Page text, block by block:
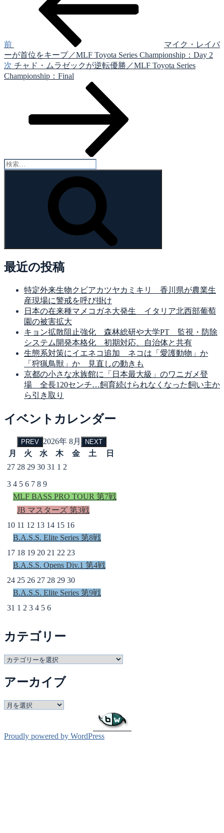
ゲ
ー
シ
前
マイク・レイバ
ーが首位をキープ／MLF Toyota Series Championship：Day 2
次
の
次 チャド・ムラゼックが逆転優勝／MLF Toyota Series
Championship：Final
検
最近の投稿
特定外来生物クビアカツヤカミキリ 香川県が農業生
産現場に警戒を呼び掛け
日本の在来種マメコガネ大発生 イタリア北西部葡萄
園の被害拡大
キョン拡散阻止強化 森林総研や大学PT 監視・防除
システム開発本格化 初期対応、自治体と共有
生態系対策にイエネコ追加 ネコは「愛護動物」か
「狩猟鳥獣」か 見直しの動きも
京都の小さな水族館に「日本最大級」のワニガメ登
場 全長120センチ…飼育続けられなくなった飼い主か
ら引き取り
イベントカレンダー
PREV 2026年 8月 NEXT
月 火 水 木 金 土
日
27 28 29 30 31 1 2
3 4 5 6 7 8 9
MLF BASS PRO TOUR 第7戦
JB マスターズ 第3戦
10 11 12 13 14 15 16
B.A.S.S. Elite Series 第8戦
17 18 19 20 21 22 23
B.A.S.S. Opens Div.1 第4戦
24 25 26 27 28 29 30
B.A.S.S. Elite Series 第9戦
31 1 2 3 4 5 6
カテゴリー
カ
ゴ
ー
アーカイブ
ア
イ
Proudly powered by WordPress